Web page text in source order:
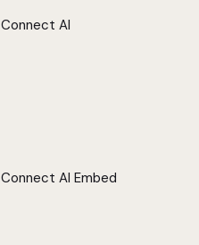
Connect AI
Connect AI Embed